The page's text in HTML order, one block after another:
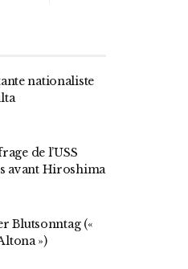
nationaliste
de l’USS
avant Hiroshima
Blutsonntag («
»)